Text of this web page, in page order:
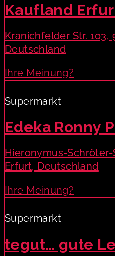
Kaufland
Kranichfelder Str. 103,
Deutschland
Ihre Meinung?
Supermarkt
Edeka Ronny
Hieronymus-Schröter-
Erfurt, Deutschland
Ihre Meinung?
Supermarkt
tegut… gute